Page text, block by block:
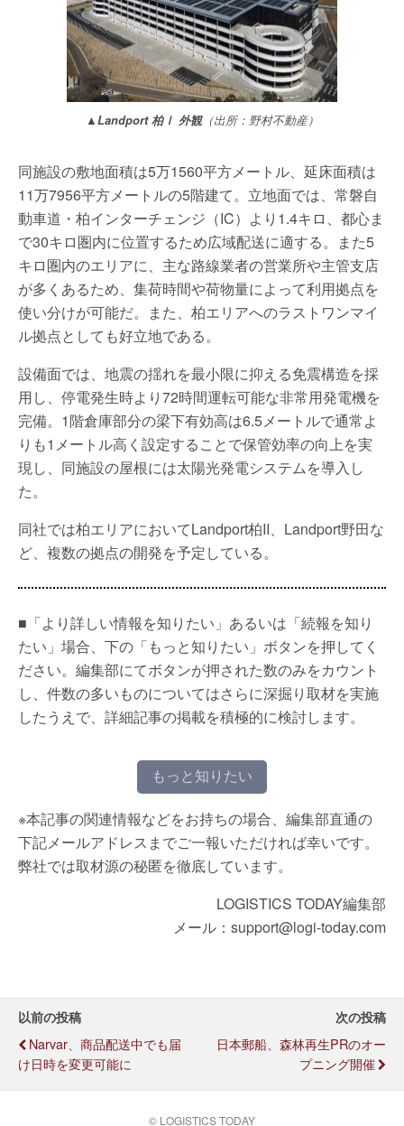
▲Landport 柏Ⅰ 外観（出所：野村不動産）
同施設の敷地面積は5万1560平方メートル、延床面積は
11万7956平方メートルの5階建て。立地面では、常磐自
動車道・柏インターチェンジ（IC）より1.4キロ、都心ま
で30キロ圏内に位置するため広域配送に適する。また5
キロ圏内のエリアに、主な路線業者の営業所や主管支店
が多くあるため、集荷時間や荷物量によって利用拠点を
使い分けが可能だ。また、柏エリアへのラストワンマイ
ル拠点としても好立地である。
設備面では、地震の揺れを最小限に抑える免震構造を採
用し、停電発生時より72時間運転可能な非常用発電機を
完備。1階倉庫部分の梁下有効高は6.5メートルで通常よ
りも1メートル高く設定することで保管効率の向上を実
現し、同施設の屋根には太陽光発電システムを導入し
た。
同社では柏エリアにおいてLandport柏II、Landport野田な
ど、複数の拠点の開発を予定している。
■「より詳しい情報を知りたい」あるいは「続報を知り
たい」場合、下の「もっと知りたい」ボタンを押してく
ださい。編集部にてボタンが押された数のみをカウント
し、件数の多いものについてはさらに深掘り取材を実施
したうえで、詳細記事の掲載を積極的に検討します。
もっと知りたい
※本記事の関連情報などをお持ちの場合、編集部直通の
下記メールアドレスまでご一報いただければ幸いです。
弊社では取材源の秘匿を徹底しています。
LOGISTICS TODAY編集部
メール：support@logi-today.com
以前の投稿
Narvar、商品配送中でも届
け日時を変更可能に
次の投稿
日本郵船、森林再生PRのオー
プニング開催
© LOGISTICS TODAY